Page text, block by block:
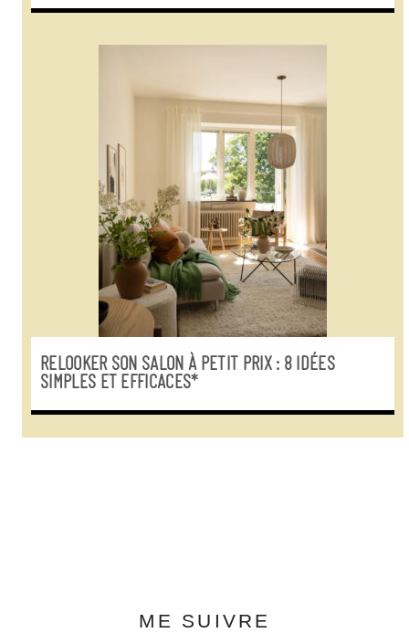
RELOOKER SON SALON À PETIT PRIX : 8 IDÉES
SIMPLES ET EFFICACES*
ME SUIVRE